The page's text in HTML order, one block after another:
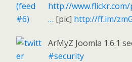
http://
… [pic] http://ff.im/
ArMyZ Joomla 1.6.1
#security